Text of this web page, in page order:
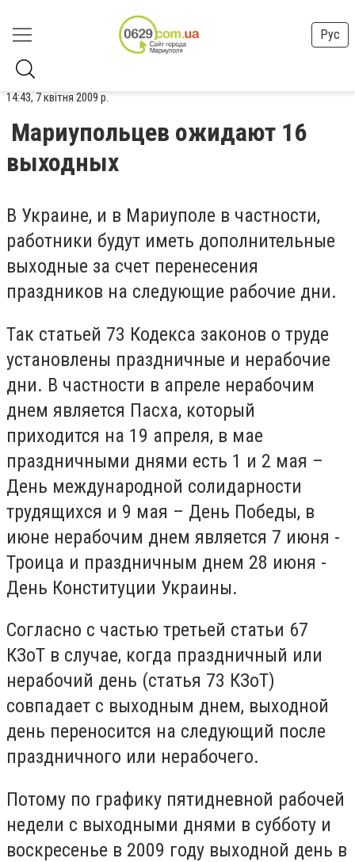
Рус
14:43, 7 квітня 2009 р.
Мариупольцев ожидают 16
выходных
В Украине, и в Мариуполе в частности,
работники будут иметь дополнительные
выходные за счет перенесения
праздников на следующие рабочие дни.
Так статьей 73 Кодекса законов о труде
установлены праздничные и нерабочие
дни. В частности в апреле нерабочим
днем является Пасха, который
приходится на 19 апреля, в мае
праздничными днями есть 1 и 2 мая –
День международной солидарности
трудящихся и 9 мая – День Победы, в
июне нерабочим днем является 7 июня -
Троица и праздничным днем 28 июня -
День Конституции Украины.
Согласно с частью третьей статьи 67
КЗоТ в случае, когда праздничный или
нерабочий день (статья 73 КЗоТ)
совпадает с выходным днем, выходной
день переносится на следующий после
праздничного или нерабочего.
Потому по графику пятидневной рабочей
недели с выходными днями в субботу и
воскресенье в 2009 году выходной день в